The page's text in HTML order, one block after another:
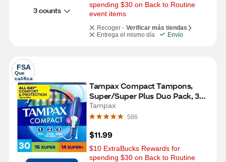
3 counts
spending $30 on Back to Routine
event items
Recoger - Verificar más tiendas
Entrega el mismo día
Envío
FSA
Que
califica
Tampax Compact Tampons,
Super/Super Plus Duo Pack, 30
CT
Tampax
586
$11.99
$10 ExtraBucks Rewards for
spending $30 on Back to Routine